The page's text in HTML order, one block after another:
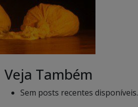
Veja Também
Sem posts recentes disponíveis.